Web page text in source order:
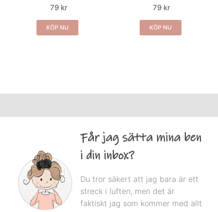
79 kr
KÖP NU
79 kr
KÖP NU
Får jag sätta mina ben
i din inbox?
Du tror säkert att jag bara är ett
streck i luften, men det är
faktiskt jag som kommer med allt